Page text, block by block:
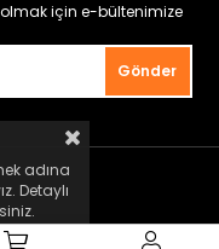
için e-bültenimize
Gönder
adına
Detaylı